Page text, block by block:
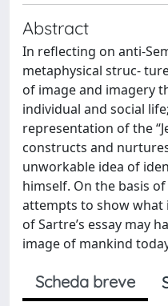
Abstract
In reflecting on anti-
metaphysical struc-
of image and imagery
individual and social
representation of the
constructs and
unworkable idea of
himself. On the basis
attempts to show what
of Sartre’s essay may
image of mankind
Scheda breve